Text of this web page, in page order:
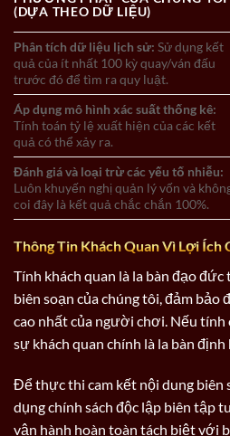
(DỰA THEO DỮ LIỆU)
Phân tích dữ liệu lịch sử: Sử dụng kết
quả của ít nhất 100 kỳ quay/ván đấu
trước đó để tìm ra quy luật.
Áp dụng mô hình xác suất thống kê:
Tính toán tỷ lệ xuất hiện của các kết
quả có thể xảy ra.
Đánh giá và loại trừ các yếu tố nhiễu:
Luôn khuyến nghị quản lý vốn và
coi đây là kết quả chắc chắn 100%.
Thông Tin Khách Quan Vì Lợi
Tính khách quan là la bàn đạo
biên soạn của chúng tôi, đảm bảo
cao nhất của người chơi. Nếu tính
sự khách quan chính là la bàn
Để thực thi cam kết nội dung biên
dụng chính sách độc lập biên tập
vận hành hoàn toàn tách biệt với